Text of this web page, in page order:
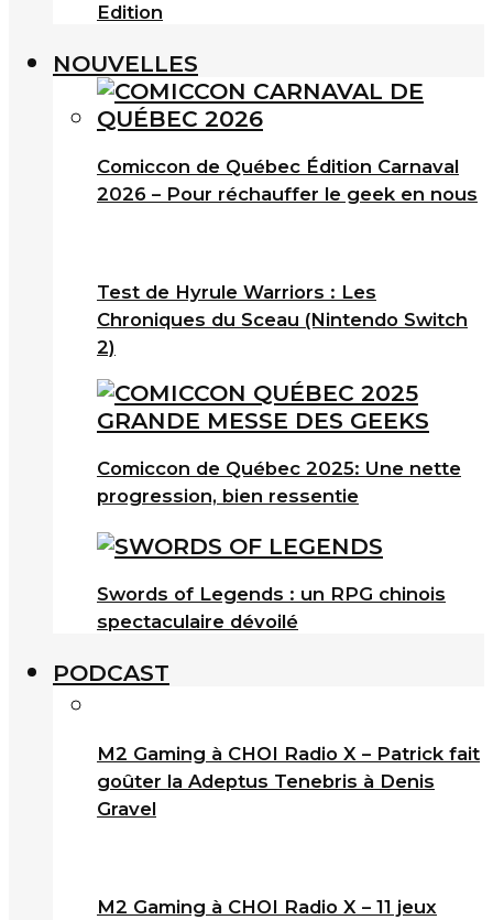
Edition
NOUVELLES
Comiccon de Québec Édition Carnaval
2026 – Pour réchauffer le geek en nous
Test de Hyrule Warriors : Les
Chroniques du Sceau (Nintendo Switch
2)
Comiccon de Québec 2025: Une nette
progression, bien ressentie
Swords of Legends : un RPG chinois
spectaculaire dévoilé
PODCAST
M2 Gaming à CHOI Radio X – Patrick fait
goûter la Adeptus Tenebris à Denis
Gravel
M2 Gaming à CHOI Radio X – 11 jeux